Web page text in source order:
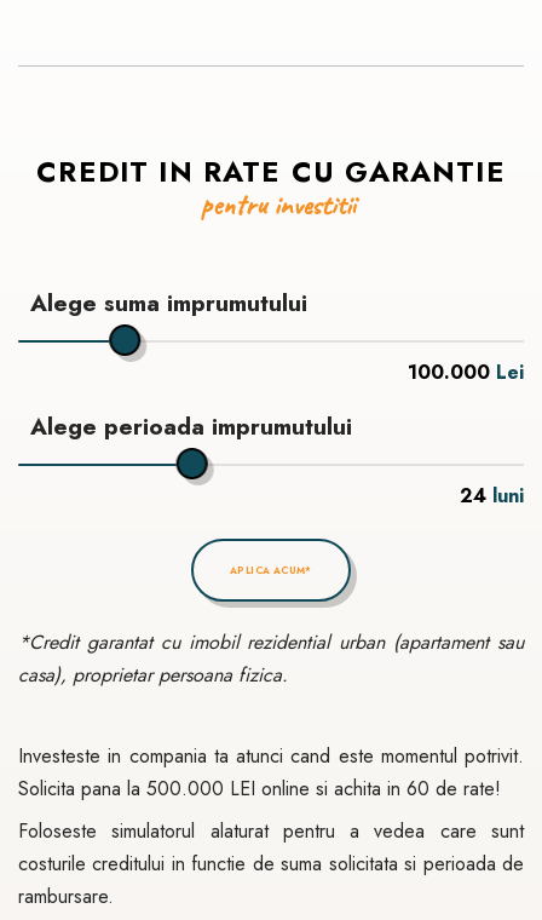
CREDIT IN RATE CU GARANTIE
pentru investitii
Alege suma imprumutului
100.000 Lei
Alege perioada imprumutului
24 luni
APLICA ACUM*
*Credit garantat cu imobil rezidential urban (apartament sau
casa), proprietar persoana fizica.
Investeste in compania ta atunci cand este momentul potrivit.
Solicita pana la 500.000 LEI online si achita in 60 de rate!
Foloseste simulatorul alaturat pentru a vedea care sunt
costurile creditului in functie de suma solicitata si perioada de
rambursare.